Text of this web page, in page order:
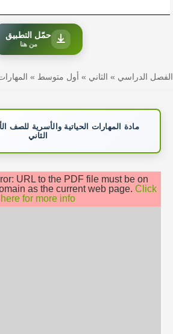
حمّل التطبيق
من هنا
الفصل الدراسي » الثاني » أول متوسط »
مادة المهارات الحياتية والأسرية للصف
الثاني
URL to the PDF file must be on
as the current web page. Click
here for more info